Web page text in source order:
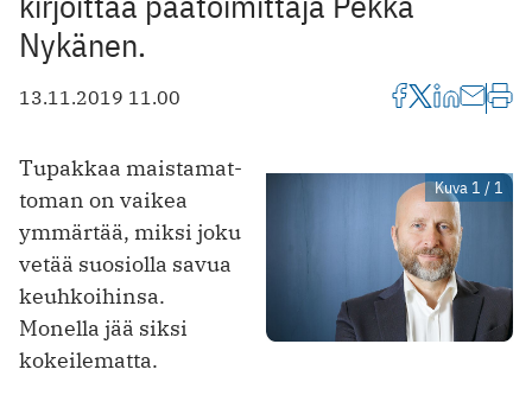
Nykänen.
13.11.2019 11.00
Kuva 1 / 1
Tupakkaa maistamat­
toman on vaikea
ymmärtää, miksi joku
vetää suosiolla savua
keuhkoihinsa.
Monella jää siksi
kokeilematta.